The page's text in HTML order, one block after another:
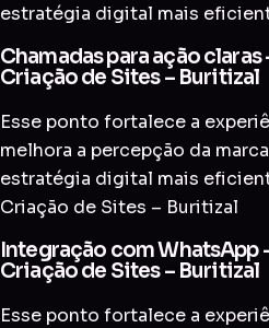
estratégia digital mais
Chamadas para ação
Criação de Sites – Buritizal
Esse ponto fortalece a
melhora a percepção da
estratégia digital mais
Criação de Sites – Buritizal
Integração com WhatsApp
Criação de Sites – Buritizal
Esse ponto fortalece a